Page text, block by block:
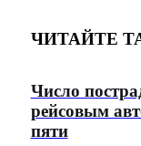
ЧИТАЙТЕ
Число
рейсовым
пяти